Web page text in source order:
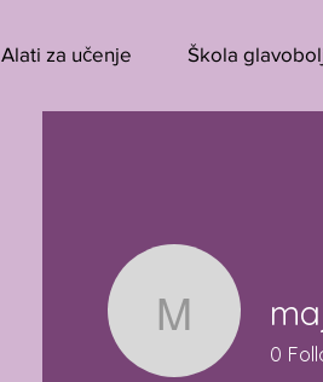
Alati za učenje Škola
0